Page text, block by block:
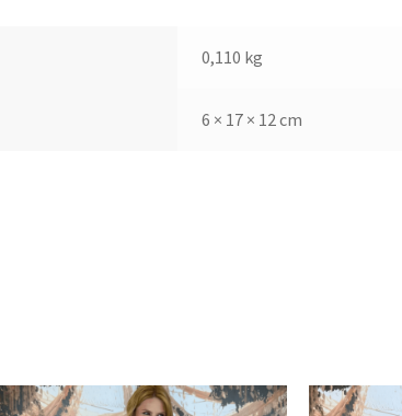
0,110 kg
6 × 17 × 12 cm